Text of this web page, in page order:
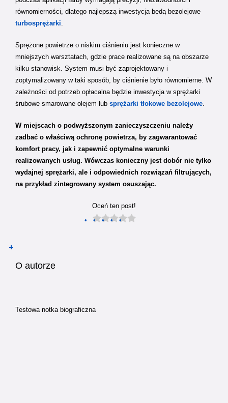
równomierności, dlatego najlepszą inwestycja będą bezolejowe
turbosprężarki.
Sprężone powietrze o niskim ciśnieniu jest konieczne w
mniejszych warsztatach, gdzie prace realizowane są na obszarze
kilku stanowisk. System musi być zaprojektowany i
zoptymalizowany w taki sposób, by ciśnienie było równomierne. W
zależności od potrzeb opłacalna będzie inwestycja w sprężarki
śrubowe smarowane olejem lub sprężarki tłokowe bezolejowe.
W miejscach o podwyższonym zanieczyszczeniu należy
zadbać o właściwą ochronę powietrza, by zagwarantować
komfort pracy, jak i zapewnić optymalne warunki
realizowanych usług. Wówczas konieczny jest dobór nie tylko
wydajnej sprężarki, ale i odpowiednich rozwiązań filtrujących,
na przykład zintegrowany system osuszając.
Oceń ten post!
O autorze
Testowa notka biograficzna